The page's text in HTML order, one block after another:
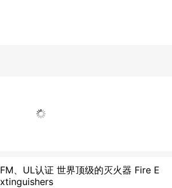
FM、UL认证 世界顶级的灭火器 Fire E
xtinguishers